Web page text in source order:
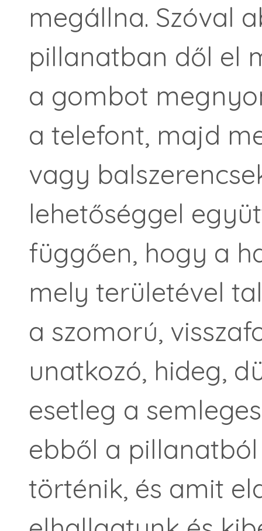
megállna. Szóval
pillanatban dől el
a gombot
a telefont, majd
vagy
lehetőséggel
függően, hogy a
mely területével
a szomorú,
unatkozó, hideg,
esetleg a
ebből a
történik, és amit